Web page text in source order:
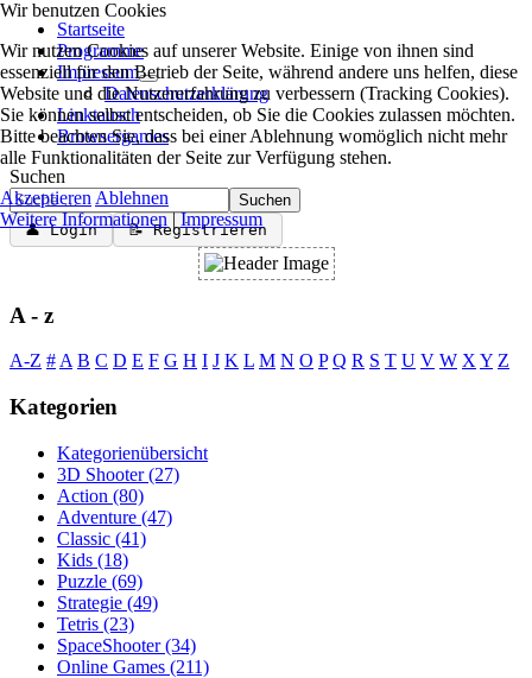
Startseite
Programme
Impressum
Datenschutzerklärung
Linktausch
Browsergames
Suchen
Suchen
👤 Login
📝 Registrieren
A - z
A-Z #A B C D E F G H I J K L M N O P Q R S T U V W XY Z
Kategorien
Kategorienübersicht
3D Shooter(27)
Action (80)
Adventure (47)
Classic (41)
Kids (18)
Puzzle (69)
Strategie (49)
Tetris (23)
SpaceShooter(34)
Online Games (211)
Wir benutzen Cookies
Wir nutzen Cookies auf unserer Website. Einige von ihnen sind
essenziell für den Betrieb der Seite, während andere uns helfen, diese
Website und die Nutzererfahrung zu verbessern (Tracking Cookies).
Sie können selbst entscheiden, ob Sie die Cookies zulassen möchten.
Bitte beachten Sie, dass bei einer Ablehnung womöglich nicht mehr
alle Funktionalitäten der Seite zur Verfügung stehen.
Akzeptieren Ablehnen
Weitere Informationen|Impressum